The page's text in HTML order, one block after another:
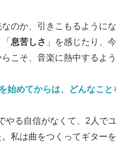
のか、引きこもるように
息苦しさ 」を感じたり、
こそ、音楽に熱中するよ
始めてからは、どんなこと
やる自信がなくて、2人で
私は曲をつくってギター